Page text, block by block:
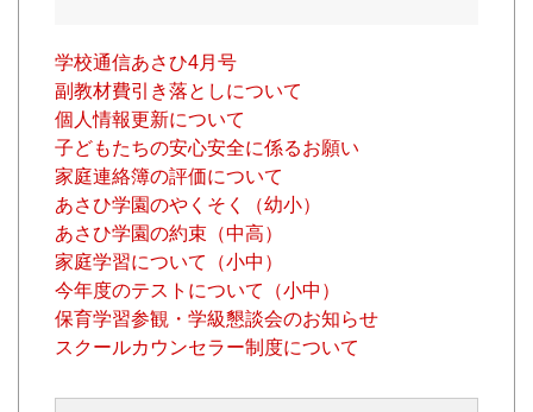
学校通信あさひ4月号
副教材費引き落としについて
個人情報更新について
子どもたちの安心安全に係るお願い
家庭連絡簿の評価について
あさひ学園のやくそく（幼小）
あさひ学園の約束（中高）
家庭学習について（小中）
今年度のテストについて（小中）
保育学習参観・学級懇談会のお知らせ
スクールカウンセラー制度について